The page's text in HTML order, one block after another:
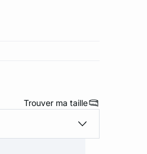
Trouver ma taille